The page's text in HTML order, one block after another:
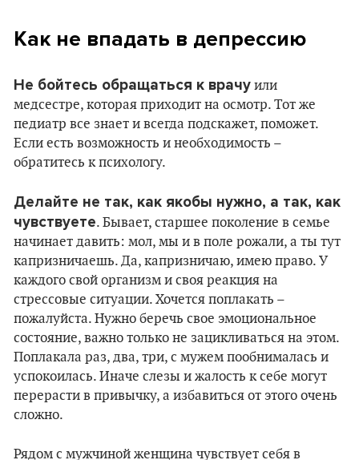
Как не впадать в депрессию
Не бойтесь обращаться к врачу или
медсестре, которая приходит на осмотр. Тот же
педиатр все знает и всегда подскажет, поможет.
Если есть возможность и необходимость –
обратитесь к психологу.
Делайте не так, как якобы нужно, а так, как
чувствуете. Бывает, старшее поколение в семье
начинает давить: мол, мы и в поле рожали, а ты тут
капризничаешь. Да, капризничаю, имею право. У
каждого свой организм и своя реакция на
стрессовые ситуации. Хочется поплакать –
пожалуйста. Нужно беречь свое эмоциональное
состояние, важно только не зацикливаться на этом.
Поплакала раз, два, три, с мужем пообнималась и
успокоилась. Иначе слезы и жалость к себе могут
перерасти в привычку, а избавиться от этого очень
сложно.
Рядом с мужчиной женщина чувствует себя в